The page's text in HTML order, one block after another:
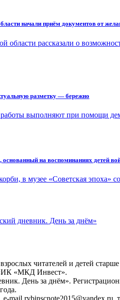
начали приём документов от
области рассказали о
разметку — бережно
выполняют при помощи
основанный на воспоминаниях детей
в музее «Советская эпоха»
дневник. День за днём»
читателей и детей старше
«МКД Инвест».
День за днём».